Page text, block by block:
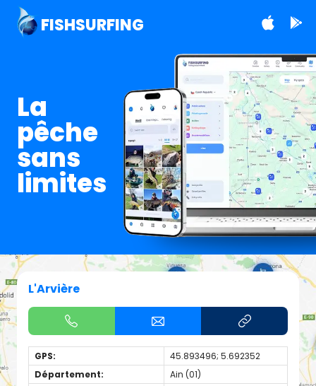
FISHSURFING
La
pêche
sans
limites
L'Arvière
GPS:
45.893496; 5.692352
Département:
Ain (01)